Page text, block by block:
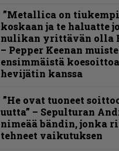
”Metallica on
koskaan ja te haluatte
nulikan yrittävän olla
– Pepper Keenan
ensimmäistä
hevijätin kanssa
”He ovat tuoneet
uutta” – Sepulturan
nimeää bändin, jonka
tehneet vaikutuksen